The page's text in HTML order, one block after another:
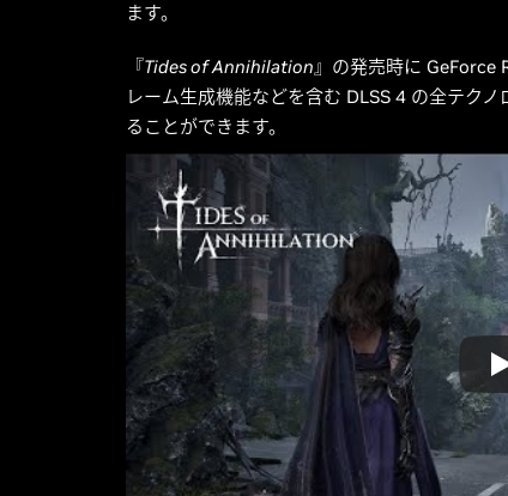
ます。
『Tides of Annihilation』の発売時に GeForce
レーム生成機能などを含む DLSS 4 の全テク
ることができます。